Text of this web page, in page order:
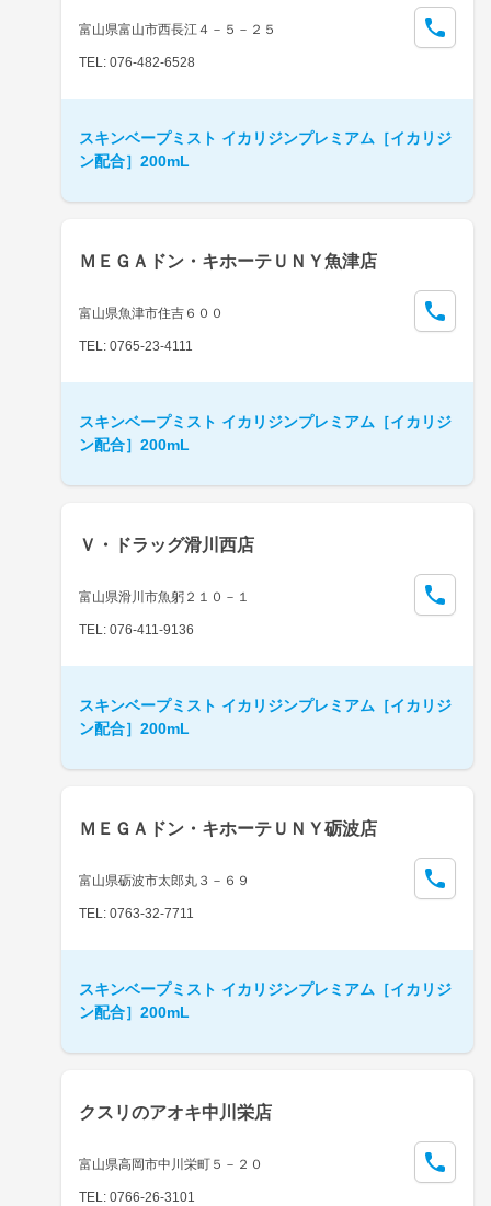
富山県富山市西長江４－５－２５
TEL: 076-482-6528
スキンベープミスト イカリジンプレミアム［イカリジ
ン配合］200mL
ＭＥＧＡドン・キホーテＵＮＹ魚津店
富山県魚津市住吉６００
TEL: 0765-23-4111
スキンベープミスト イカリジンプレミアム［イカリジ
ン配合］200mL
Ｖ・ドラッグ滑川西店
富山県滑川市魚躬２１０－１
TEL: 076-411-9136
スキンベープミスト イカリジンプレミアム［イカリジ
ン配合］200mL
ＭＥＧＡドン・キホーテＵＮＹ砺波店
富山県砺波市太郎丸３－６９
TEL: 0763-32-7711
スキンベープミスト イカリジンプレミアム［イカリジ
ン配合］200mL
クスリのアオキ中川栄店
富山県高岡市中川栄町５－２０
TEL: 0766-26-3101